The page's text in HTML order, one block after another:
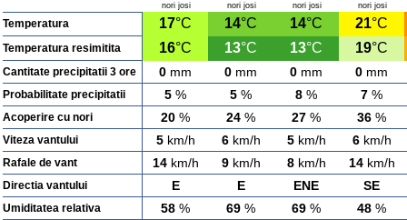
nori josi
nori josi
nori josi
nori josi
Temperatura 17°C 14°C 14°C 21°C
Temperatura resimitita 16°C 13°C 13°C 19°C
Cantitate precipitatii 3 ore 0 mm 0 mm 0 mm 0 mm
Probabilitate precipitatii 5 % 5 % 8 % 7 %
Acoperire cu nori 20 % 24 % 27 % 36 %
Viteza vantului 5km/h 6km/h 5km/h 6km/h
Rafale de vant 14km/h 9km/h 8km/h 14km/h
Directia vantului E E ENE SE
Umiditatea relativa 58 % 69 % 69 % 48 %